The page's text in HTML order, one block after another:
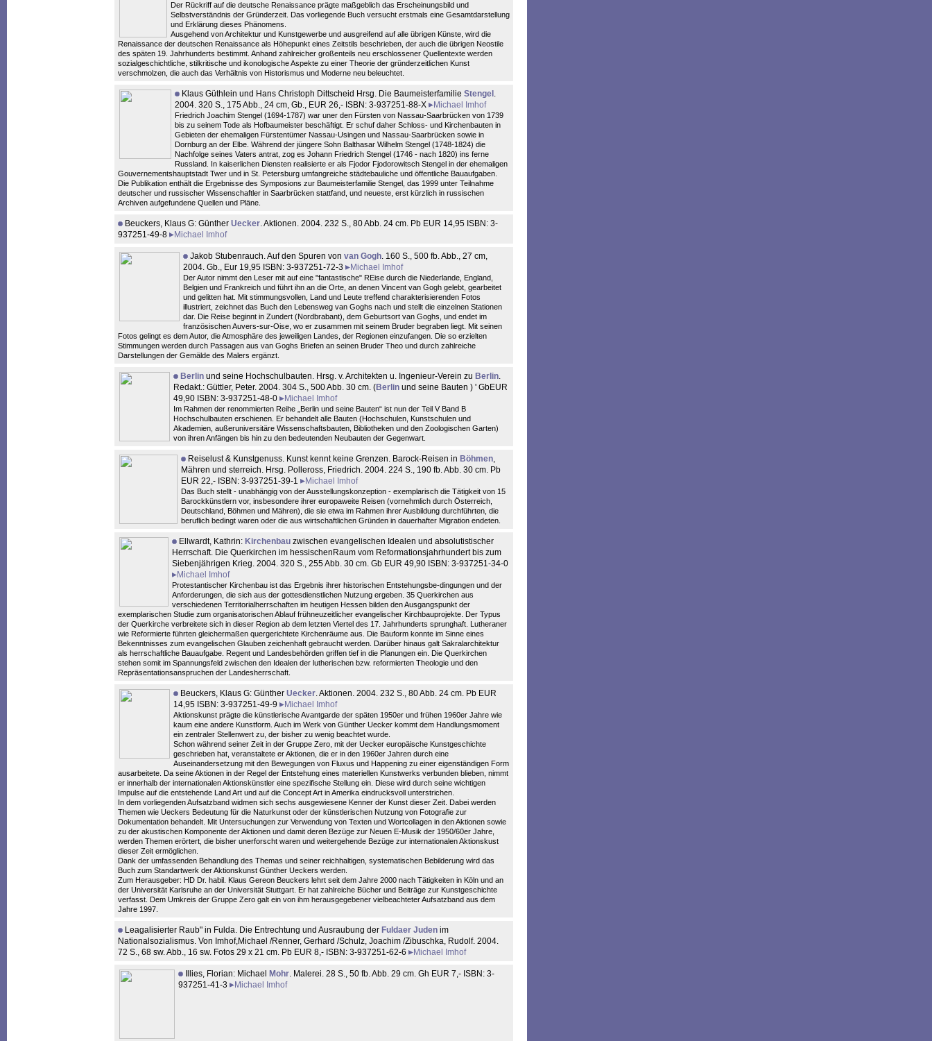
Der Rückriff auf die deutsche Renaissance prägte maßgeblich das Erscheinungsbild und
Selbstverständnis der Gründerzeit. Das vorliegende Buch versucht erstmals eine Gesamtdarstellung
und Erklärung dieses Phänomens.
Ausgehend von Architektur und Kunstgewerbe und ausgreifend auf alle übrigen Künste, wird die
Renaissance der deutschen Renaissance als Höhepunkt eines Zeitstils beschrieben, der auch die übrigen Neostile
des späten 19. Jahrhunderts bestimmt. Anhand zahlreicher großenteils neu erschlossener Quellentexte werden
sozialgeschichtliche, stilkritische und ikonologische Aspekte zu einer Theorie der gründerzeitlichen Kunst
verschmolzen, die auch das Verhältnis von Historismus und Moderne neu beleuchtet.
Klaus Güthlein und Hans Christoph Dittscheid Hrsg. Die Baumeisterfamilie Stengel .
2004. 320 S., 175 Abb., 24 cm, Gb., EUR 26,- ISBN: 3-937251-88-X
Michael Imhof
Friedrich Joachim Stengel (1694-1787) war uner den Fürsten von Nassau-Saarbrücken von 1739
bis zu seinem Tode als Hofbaumeister beschäftigt. Er schuf daher Schloss- und Kirchenbauten in
Gebieten der ehemaligen Fürstentümer Nassau-Usingen und Nassau-Saarbrücken sowie in
Dornburg an der Elbe. Während der jüngere Sohn Balthasar Wilhelm Stengel (1748-1824) die
Nachfolge seines Vaters antrat, zog es Johann Friedrich Stengel (1746 - nach 1820) ins ferne
Russland. In kaiserlichen Diensten realisierte er als Fjodor Fjodorowitsch Stengel in der ehemaligen
Gouvernementshauptstadt Twer und in St. Petersburg umfangreiche städtebauliche und öffentliche Bauaufgaben.
Die Publikation enthält die Ergebnisse des Symposions zur Baumeisterfamilie Stengel, das 1999 unter Teilnahme
deutscher und russischer Wissenschaftler in Saarbrücken stattfand, und neueste, erst kürzlich in russischen
Archiven aufgefundene Quellen und Pläne.
Beuckers, Klaus G: Günther Uecker. Aktionen. 2004. 232 S., 80 Abb. 24 cm. Pb EUR 14,95 ISBN: 3-
937251-49-8
Michael Imhof
Jakob Stubenrauch. Auf den Spuren von van Gogh. 160 S., 500 fb. Abb., 27 cm,
2004. Gb., Eur 19,95 ISBN: 3-937251-72-3
Michael Imhof
Der Autor nimmt den Leser mit auf eine "fantastische" REise durch die Niederlande, England,
Belgien und Frankreich und führt ihn an die Orte, an denen Vincent van Gogh gelebt, gearbeitet
und gelitten hat. Mit stimmungsvollen, Land und Leute treffend charakterisierenden Fotos
illustriert, zeichnet das Buch den Lebensweg van Goghs nach und stellt die einzelnen Stationen
dar. Die Reise beginnt in Zundert (Nordbrabant), dem Geburtsort van Goghs, und endet im
französischen Auvers-sur-Oise, wo er zusammen mit seinem Bruder begraben liegt. Mit seinen
Fotos gelingt es dem Autor, die Atmosphäre des jeweiligen Landes, der Regionen einzufangen. Die so erzielten
Stimmungen werden durch Passagen aus van Goghs Briefen an seinen Bruder Theo und durch zahlreiche
Darstellungen der Gemälde des Malers ergänzt.
Berlin und seine Hochschulbauten. Hrsg. v. Architekten u. Ingenieur-Verein zu Berlin.
Redakt.: Güttler, Peter. 2004. 304 S., 500 Abb. 30 cm. (Berlin und seine Bauten ) ' GbEUR
49,90 ISBN: 3-937251-48-0
Michael Imhof
Im Rahmen der renommierten Reihe „Berlin und seine Bauten“ ist nun der Teil V Band B
Hochschulbauten erschienen. Er behandelt alle Bauten (Hochschulen, Kunstschulen und
Akademien, außeruniversitäre Wissenschaftsbauten, Bibliotheken und den Zoologischen Garten)
von ihren Anfängen bis hin zu den bedeutenden Neubauten der Gegenwart.
Reiselust & Kunstgenuss. Kunst kennt keine Grenzen. Barock-Reisen in Böhmen,
Mähren und sterreich. Hrsg. Polleross, Friedrich. 2004. 224 S., 190 fb. Abb. 30 cm. Pb
EUR 22,- ISBN: 3-937251-39-1
Michael Imhof
Das Buch stellt - unabhängig von der Ausstellungskonzeption - exemplarisch die Tätigkeit von 15
Barockkünstlern vor, insbesondere ihrer europaweite Reisen (vornehmlich durch Österreich,
Deutschland, Böhmen und Mähren), die sie etwa im Rahmen ihrer Ausbildung durchführten, die
beruflich bedingt waren oder die aus wirtschaftlichen Gründen in dauerhafter Migration endeten.
Ellwardt, Kathrin: Kirchenbau zwischen evangelischen Idealen und absolutistischer
Herrschaft. Die Querkirchen im hessischenRaum vom Reformationsjahrhundert bis zum
Siebenjährigen Krieg. 2004. 320 S., 255 Abb. 30 cm. Gb EUR 49,90 ISBN: 3-937251-34-0
Michael Imhof
Protestantischer Kirchenbau ist das Ergebnis ihrer historischen Entstehungsbe-dingungen und der
Anforderungen, die sich aus der gottesdienstlichen Nutzung ergeben. 35 Querkirchen aus
verschiedenen Territorialherrschaften im heutigen Hessen bilden den Ausgangspunkt der
exemplarischen Studie zum organisatorischen Ablauf frühneuzeitlicher evangelischer Kirchbauprojekte. Der Typus
der Querkirche verbreitete sich in dieser Region ab dem letzten Viertel des 17. Jahrhunderts sprunghaft. Lutheraner
wie Reformierte führten gleichermaßen quergerichtete Kirchenräume aus. Die Bauform konnte im Sinne eines
Bekenntnisses zum evangelischen Glauben zeichenhaft gebraucht werden. Darüber hinaus galt Sakralarchitektur
als herrschaftliche Bauaufgabe. Regent und Landesbehörden griffen tief in die Planungen ein. Die Querkirchen
stehen somit im Spannungsfeld zwischen den Idealen der lutherischen bzw. reformierten Theologie und den
Repräsentationsanspruchen der Landesherrschaft.
Beuckers, Klaus G: Günther Uecker. Aktionen. 2004. 232 S., 80 Abb. 24 cm. Pb EUR
14,95 ISBN: 3-937251-49-9
Michael Imhof
Aktionskunst prägte die künstlerische Avantgarde der späten 1950er und frühen 1960er Jahre wie
kaum eine andere Kunstform. Auch im Werk von Günther Uecker kommt dem Handlungsmoment
ein zentraler Stellenwert zu, der bisher zu wenig beachtet wurde.
Schon während seiner Zeit in der Gruppe Zero, mit der Uecker europäische Kunstgeschichte
geschrieben hat, veranstaltete er Aktionen, die er in den 1960er Jahren durch eine
Auseinandersetzung mit den Bewegungen von Fluxus und Happening zu einer eigenständigen Form
ausarbeitete. Da seine Aktionen in der Regel der Entstehung eines materiellen Kunstwerks verbunden blieben, nimmt
er innerhalb der internationalen Aktionskünstler eine spezifische Stellung ein. Diese wird durch seine wichtigen
Impulse auf die entstehende Land Art und auf die Concept Art in Amerika eindrucksvoll unterstrichen.
In dem vorliegenden Aufsatzband widmen sich sechs ausgewiesene Kenner der Kunst dieser Zeit. Dabei werden
Themen wie Ueckers Bedeutung für die Naturkunst oder der künstlerischen Nutzung von Fotografie zur
Dokumentation behandelt. Mit Untersuchungen zur Verwendung von Texten und Wortcollagen in den Aktionen sowie
zu der akustischen Komponente der Aktionen und damit deren Bezüge zur Neuen E-Musik der 1950/60er Jahre,
werden Themen erörtert, die bisher unerforscht waren und weitergehende Bezüge zur internationalen Aktionskust
dieser Zeit ermöglichen.
Dank der umfassenden Behandlung des Themas und seiner reichhaltigen, systematischen Bebilderung wird das
Buch zum Standartwerk der Aktionskunst Günther Ueckers werden.
Zum Herausgeber: HD Dr. habil. Klaus Gereon Beuckers lehrt seit dem Jahre 2000 nach Tätigkeiten in Köln und an
der Universität Karlsruhe an der Universität Stuttgart. Er hat zahlreiche Bücher und Beiträge zur Kunstgeschichte
verfasst. Dem Umkreis der Gruppe Zero galt ein von ihm herausgegebener vielbeachteter Aufsatzband aus dem
Jahre 1997.
Leagalisierter Raub" in Fulda. Die Entrechtung und Ausraubung der Fuldaer Juden im
Nationalsozialismus. Von Imhof,Michael /Renner, Gerhard /Schulz, Joachim /Zibuschka, Rudolf. 2004.
72 S., 68 sw. Abb., 16 sw. Fotos 29 x 21 cm. Pb EUR 8,- ISBN: 3-937251-62-6
Michael Imhof
Illies, Florian: Michael Mohr. Malerei. 28 S., 50 fb. Abb. 29 cm. Gh EUR 7,- ISBN: 3-
937251-41-3
Michael Imhof